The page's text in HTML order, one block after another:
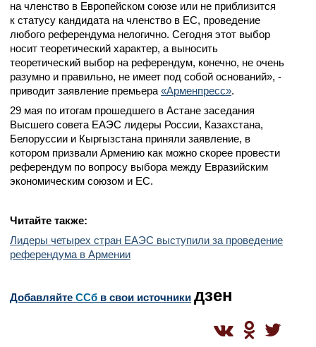
на членство в Европейском союзе или не приблизится
к статусу кандидата на членство в ЕС, проведение
любого референдума нелогично. Сегодня этот выбор
носит теоретический характер, а выносить
теоретический выбор на референдум, конечно, не очень
разумно и правильно, не имеет под собой оснований», -
приводит заявление премьера «Арменпресс».
29 мая по итогам прошедшего в Астане заседания
Высшего совета ЕАЭС лидеры России, Казахстана,
Белоруссии и Кыргызстана приняли заявление, в
котором призвали Армению как можно скорее провести
референдум по вопросу выбора между Евразийским
экономическим союзом и ЕС.
Читайте также:
Лидеры четырех стран ЕАЭС выступили за проведение
референдума в Армении
Добавляйте CСб в свои источники дзен